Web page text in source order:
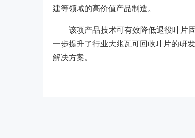
建等领域的高价值产品制造。
该项产品技术可有效降低退役叶片
一步提升了行业大兆瓦可回收叶片的研
解决方案。